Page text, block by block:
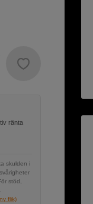
ränta
skulden i
stöd,
flik)